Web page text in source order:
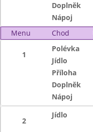
Doplněk
Nápoj
Menu
Chod
1
Polévka
Jídlo
Příloha
Doplněk
Nápoj
2
Jídlo